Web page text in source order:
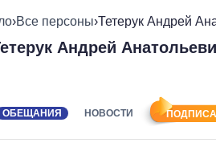
ВСЕ ПОЛИТИКИ ПРЕЗИДЕНТ И
›Все персоны›Тетерук Андрей
Андрей
ОБЕЩАНИЯ НОВОСТИ